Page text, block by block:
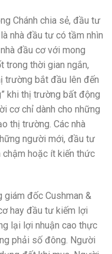
Chánh chia sẻ, đầu tư
nhà đầu tư có tầm nhìn
đầu cơ với mong
trong thời gian ngắn,
trường bắt đầu lên đến
khi thị trường bất động
cơ chỉ dành cho những
thị trường. Các nhà
người mới, đầu tư
hoặc ít kiến thức
giám đốc Cushman &
hay đầu tư kiếm lợi
lại lợi nhuận cao thực
phải số đông. Người